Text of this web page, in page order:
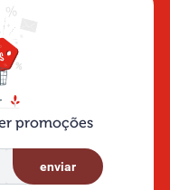
promoções
enviar